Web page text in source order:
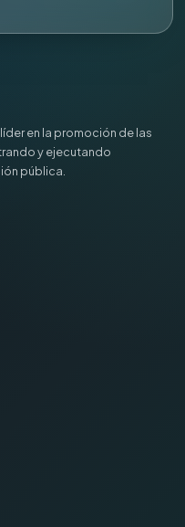
en la promoción de las
y ejecutando
pública.